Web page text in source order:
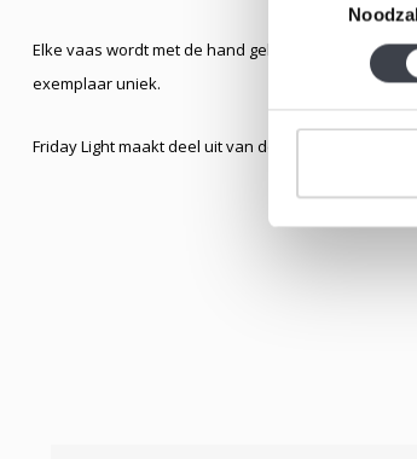
Elke vaas wordt met de hand geblazen uit
exemplaar uniek.
Friday Light maakt deel uit van de collectie